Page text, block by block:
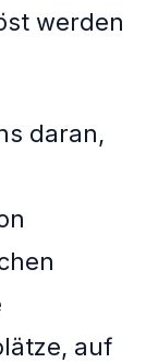
werden
daran,
auf